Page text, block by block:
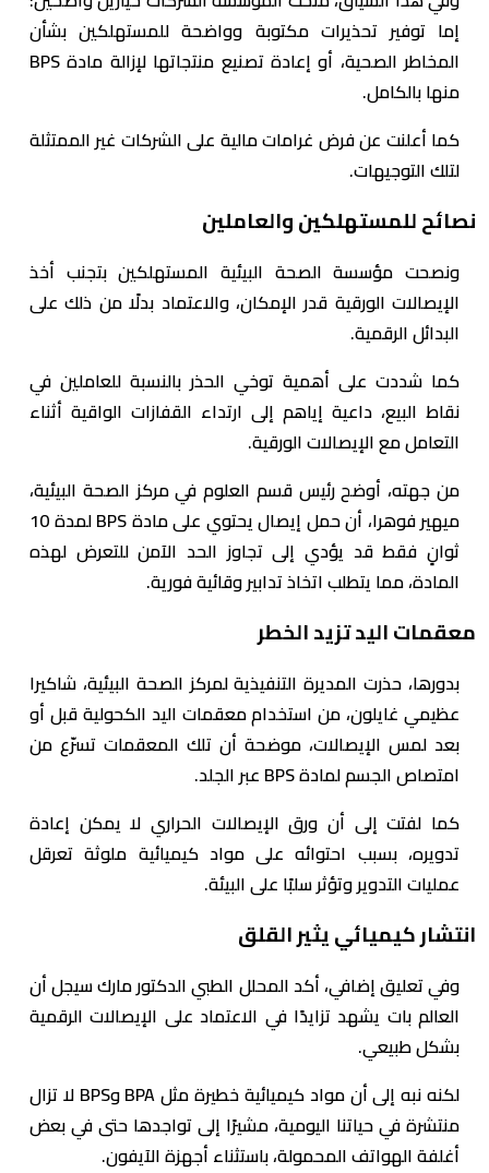
إما توفير تحذيرات مكتوبة وواضحة للمستهلكين بشأن
المخاطر الصحية، أو إعادة تصنيع منتجاتها لإزالة مادة BPS
منها بالكامل.
كما أعلنت عن فرض غرامات مالية على الشركات غير الممتثلة
لتلك التوجيهات.
نصائح للمستهلكين والعاملين
ونصحت مؤسسة الصحة البيئية المستهلكين بتجنب أخذ
الإيصالات الورقية قدر الإمكان، والاعتماد بدلًا من ذلك على
البدائل الرقمية.
كما شددت على أهمية توخي الحذر بالنسبة للعاملين في
نقاط البيع، داعية إياهم إلى ارتداء القفازات الواقية أثناء
التعامل مع الإيصالات الورقية.
من جهته، أوضح رئيس قسم العلوم في مركز الصحة البيئية،
ميهير فوهرا، أن حمل إيصال يحتوي على مادة BPS لمدة 10
ثوانٍ فقط قد يؤدي إلى تجاوز الحد الآمن للتعرض لهذه
المادة، مما يتطلب اتخاذ تدابير وقائية فورية.
معقمات اليد تزيد الخطر
بدورها، حذرت المديرة التنفيذية لمركز الصحة البيئية، شاكيرا
عظيمي غايلون، من استخدام معقمات اليد الكحولية قبل أو
بعد لمس الإيصالات، موضحة أن تلك المعقمات تسرّع من
امتصاص الجسم لمادة BPS عبر الجلد.
كما لفتت إلى أن ورق الإيصالات الحراري لا يمكن إعادة
تدويره، بسبب احتوائه على مواد كيميائية ملوثة تعرقل
عمليات التدوير وتؤثر سلبًا على البيئة.
انتشار كيميائي يثير القلق
وفي تعليق إضافي، أكد المحلل الطبي الدكتور مارك سيجل أن
العالم بات يشهد تزايدًا في الاعتماد على الإيصالات الرقمية
بشكل طبيعي.
لكنه نبه إلى أن مواد كيميائية خطيرة مثل BPA وBPS لا تزال
منتشرة في حياتنا اليومية، مشيرًا إلى تواجدها حتى في بعض
أغلفة الهواتف المحمولة، باستثناء أجهزة الآيفون.